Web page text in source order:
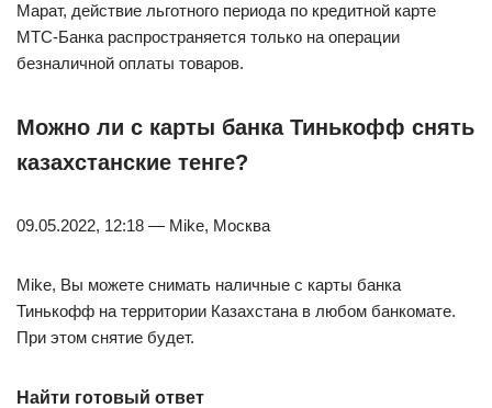
Марат, действие льготного периода по кредитной карте
МТС-Банка распространяется только на операции
безналичной оплаты товаров.
Можно ли с карты банка Тинькофф снять
казахстанские тенге?
09.05.2022, 12:18 — Mike, Москва
Mike, Вы можете снимать наличные с карты банка
Тинькофф на территории Казахстана в любом банкомате.
При этом снятие будет.
Найти готовый ответ